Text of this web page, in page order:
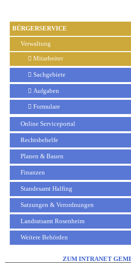
BÜRGERSERVICE
Verwaltung
Mitarbeiter
Sachgebiete
Aufgaben
Formulare
Online Serviceportal
Rechtsbehelfe
Planen & Bauen
Finanzen
Standesamt Halfing
Satzungen & Verordnungen
Landratsamt Rosenheim
Weitere Behörden
ZUM INTRANET